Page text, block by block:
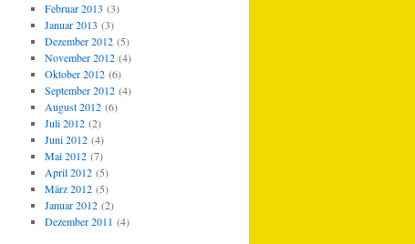
Februar 2013 (3)
Januar 2013 (3)
Dezember 2012(5)
November 2012(4)
Oktober 2012(6)
September 2012(4)
August 2012(6)
Juli 2012(2)
Juni 2012(4)
Mai 2012(7)
April 2012(5)
März 2012(5)
Januar 2012(2)
Dezember 2011 (4)